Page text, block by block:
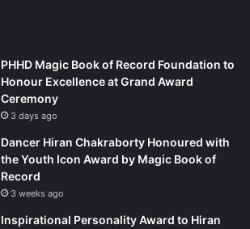
PHHD Magic Book of Record Foundation to
Honour Excellence at Grand Award
Ceremony
3 days ago
Dancer Hiran Chakraborty Honoured with
the Youth Icon Award by Magic Book of
Record
3 weeks ago
Inspirational Personality Award to Hiran